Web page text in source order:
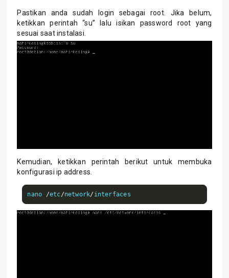
Pastikan anda sudah login sebagai root. Jika belum,
ketikkan perintah “su” lalu isikan password root yang
sesuai saat instalasi.
Kemudian, ketikkan perintah berikut untuk membuka
konfigurasi ip address.
nano /etc/network/interfaces